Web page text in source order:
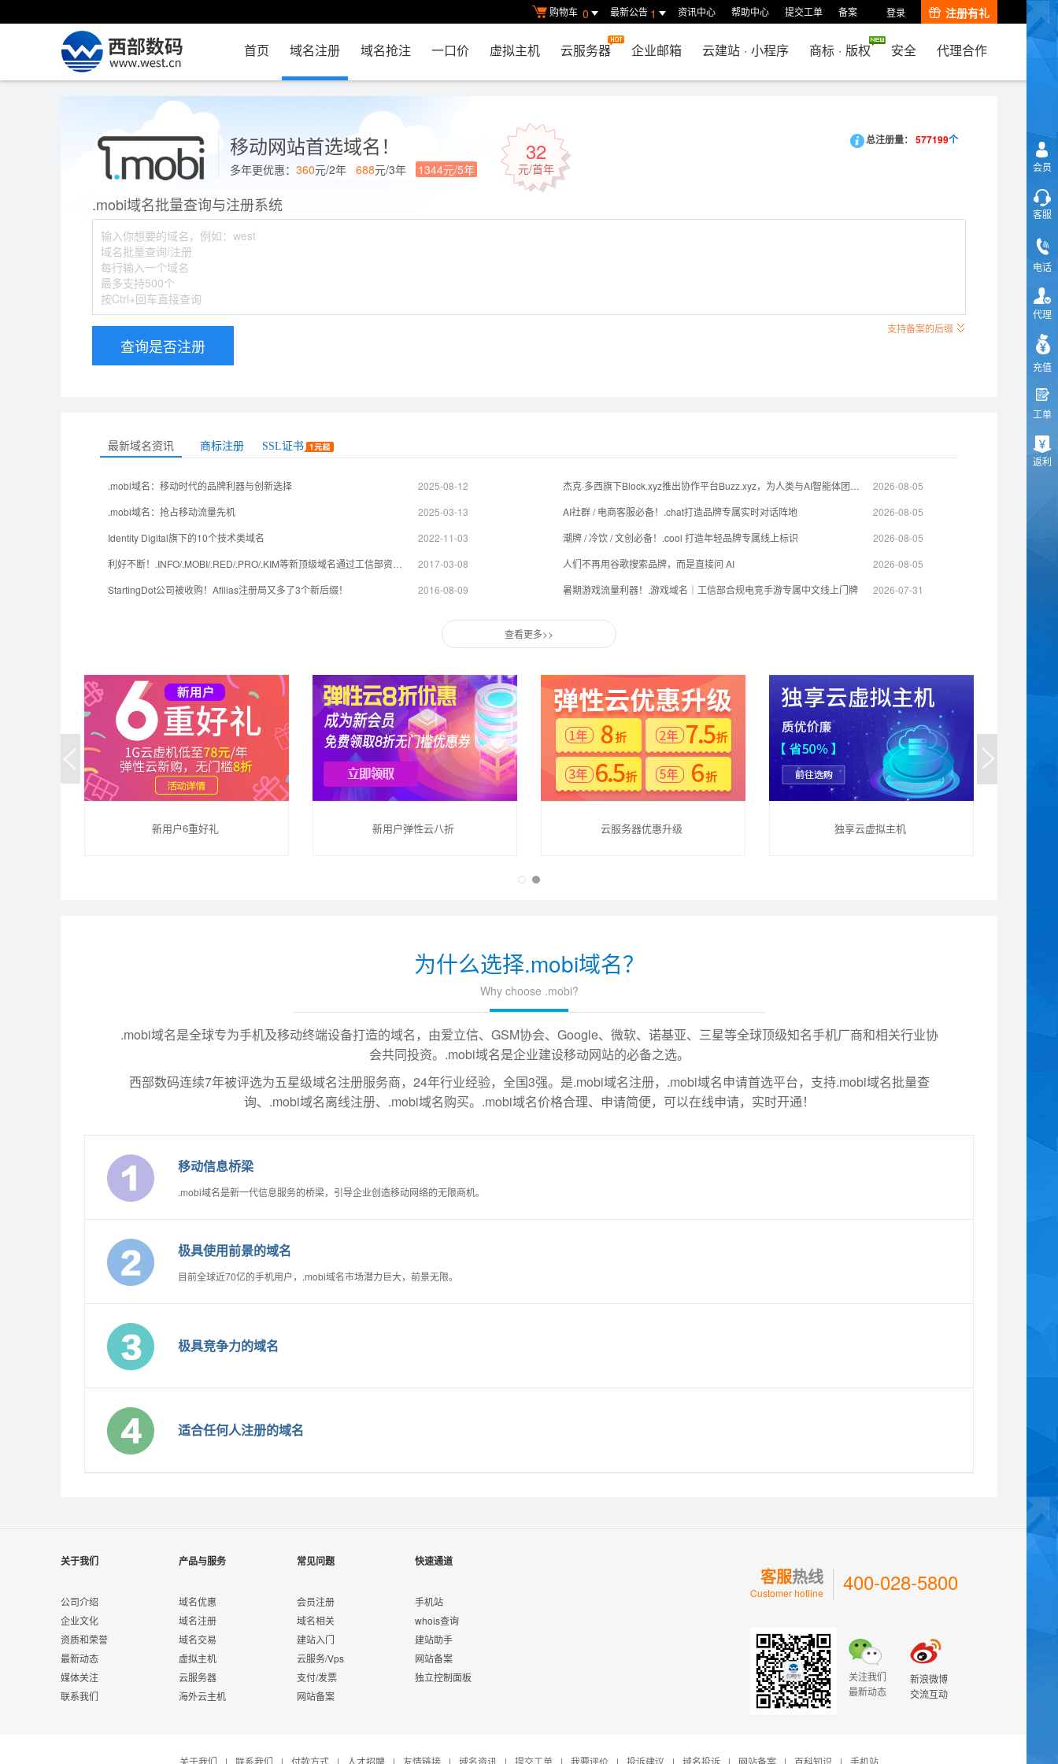
购物车 0 最新公告 1 资讯中心 帮助中心 提交工单 备案 登录 注册有礼
首页 域名注册 域名抢注 一口价 虚拟主机 云服务器 企业邮箱 云建站 · 小程序 商标 · 版权 安全 代理合作
移动网站首选域名！
多年更优惠： 360元/2年 688元/3年 1344元/5年
32
元/首年
总注册量： 577199个
.mobi域名批量查询与注册系统
查询是否注册
支持备案的后缀
最新域名资讯 商标注册 SSL证书
.mobi域名：移动时代的品牌利器与创新选择
2025-08-12
.mobi域名：抢占移动流量先机
2025-03-13
Identity Digital旗下的10个技术类域名
2022-11-03
利好不断！.INFO/.MOBI/.RED/.PRO/.KIM等新顶级域名通过工信部资质审批！
2017-03-08
StartingDot公司被收购！Afilias注册局又多了3个新后缀！
2016-08-09
杰克·多西旗下Block.xyz推出协作平台Buzz.xyz，为人类与AI智能体团队打造共享工作空间
2026-08-05
AI社群 / 电商客服必备！.chat打造品牌专属实时对话阵地
2026-08-05
潮牌 / 冷饮 / 文创必备！.cool 打造年轻品牌专属线上标识
2026-08-05
人们不再用谷歌搜索品牌，而是直接问 AI
2026-08-05
暑期游戏流量利器！.游戏域名｜工信部合规电竞手游专属中文线上门牌
2026-07-31
查看更多>>
新用户6重好礼 新用户弹性云八折 云服务器优惠升级 独享云虚拟主机
为什么选择.mobi域名？
Why choose .mobi?
.mobi域名是全球专为手机及移动终端设备打造的域名，由爱立信、GSM协会、Google、微软、诺基亚、三星等全球顶级知名手机厂商和相关行业协
会共同投资。.mobi域名是企业建设移动网站的必备之选。
西部数码连续7年被评选为五星级域名注册服务商，24年行业经验，全国3强。是.mobi域名注册，.mobi域名申请首选平台，支持.mobi域名批量查
询、.mobi域名离线注册、.mobi域名购买。.mobi域名价格合理、申请简便，可以在线申请，实时开通！
移动信息桥梁
.mobi域名是新一代信息服务的桥梁，引导企业创造移动网络的无限商机。
极具使用前景的域名
目前全球近70亿的手机用户，.mobi域名市场潜力巨大，前景无限。
极具竞争力的域名
适合任何人注册的域名
关于我们
公司介绍
企业文化
资质和荣誉
最新动态
媒体关注
联系我们
产品与服务
域名优惠
域名注册
域名交易
虚拟主机
云服务器
海外云主机
常见问题
会员注册
域名相关
建站入门
云服务/Vps
支付/发票
网站备案
快速通道
手机站
whois查询
建站助手
网站备案
独立控制面板
客服热线
Customer hotline 400-028-5800
关注我们
最新动态
新浪微博
交流互动
关于我们 | 联系我们 | 付款方式 | 人才招聘 | 友情链接 | 域名资讯 | 提交工单 | 我要评价 | 投诉建议 | 域名投诉 | 网站备案 | 百科知识 | 手机站
会员
客服
电话
代理
充值
工单
返利